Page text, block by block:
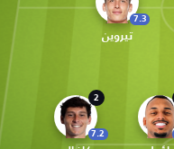
7.3
تيروين
2
7.2